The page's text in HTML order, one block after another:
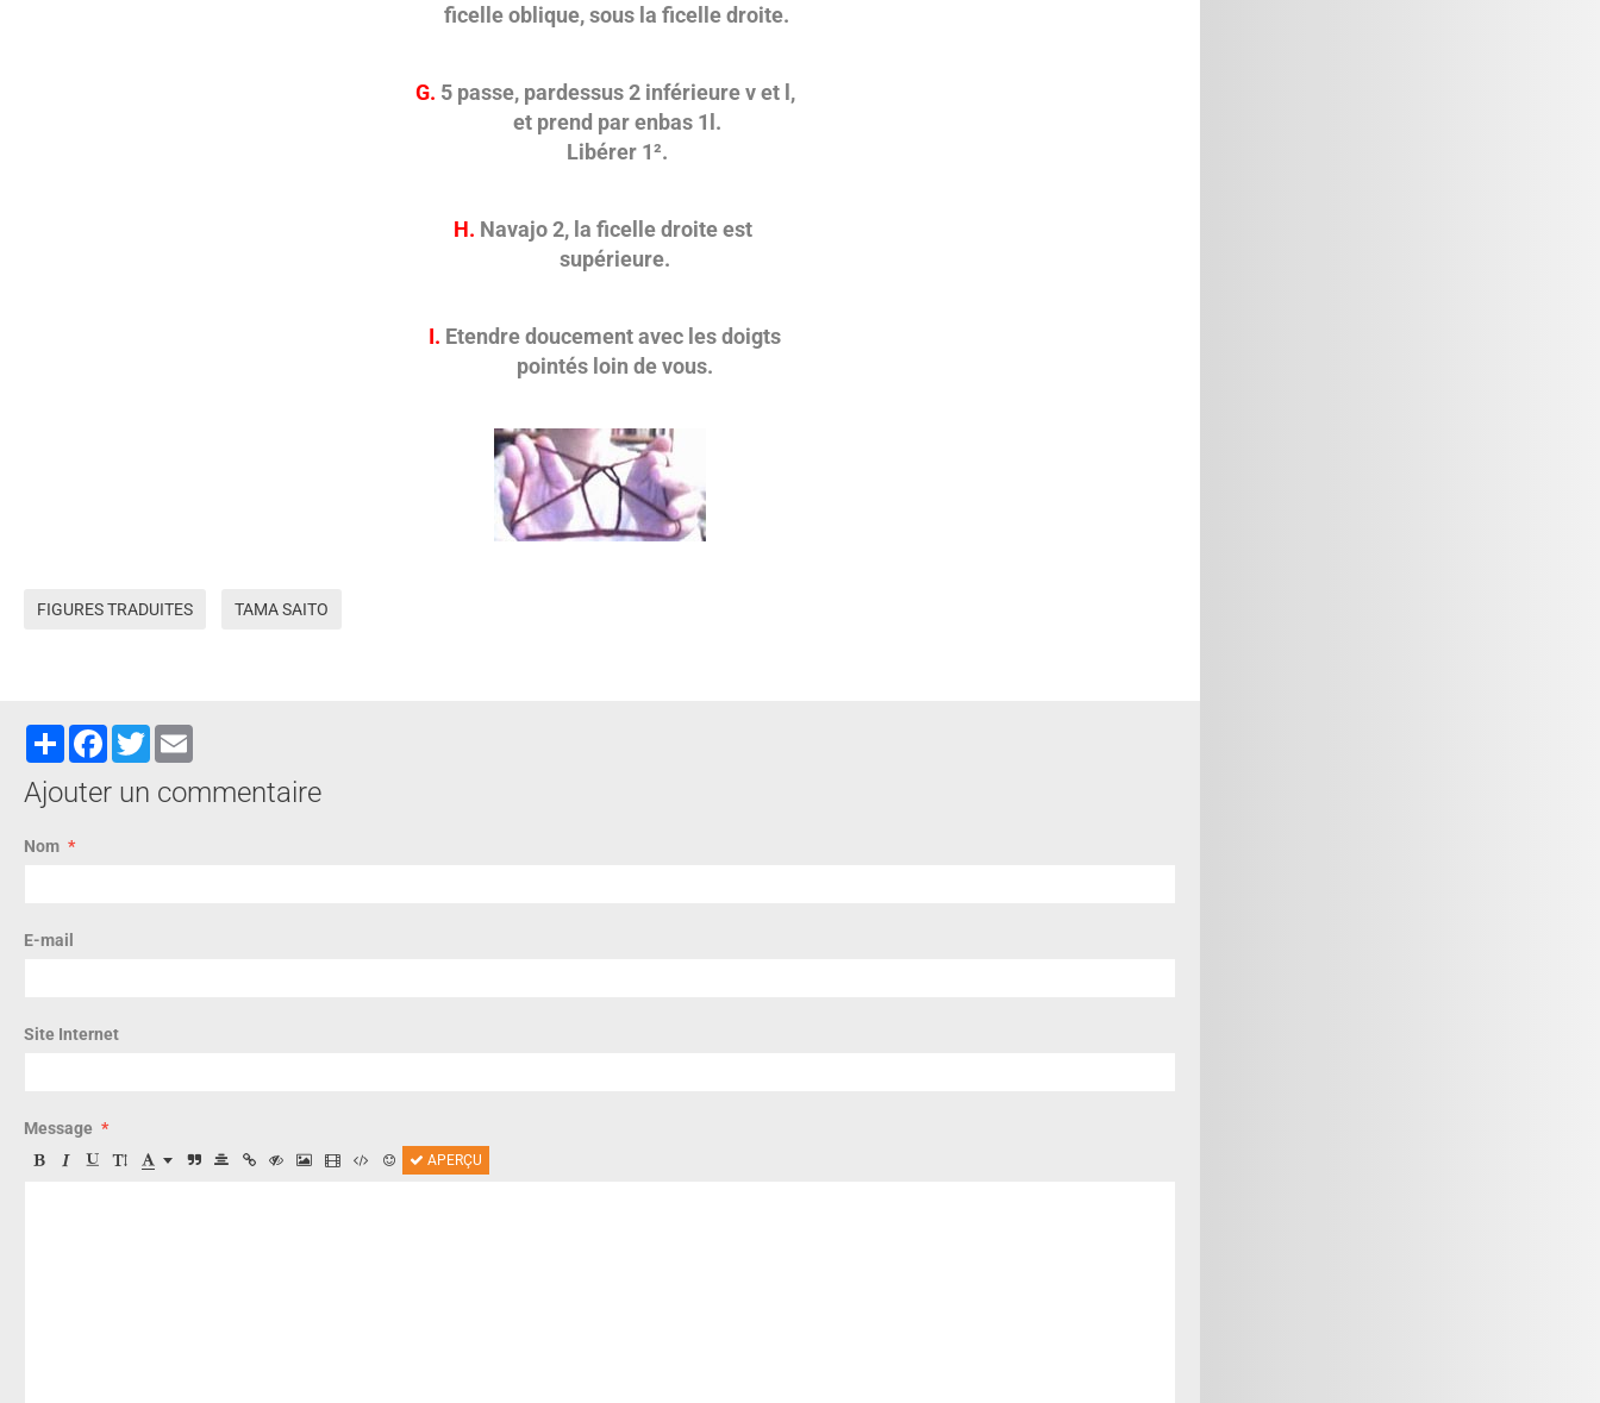
ficelle oblique, sous la ficelle droite.
G. 5 passe, par­dessus 2 inférieure v et l,
et prend par en­bas 1l.
Libérer 1².
H. Navajo 2, la ficelle droite est
supérieure.
I. Etendre doucement avec les doigts
pointés loin de vous.
FIGURES TRADUITES TAMA SAITO
PartagerFacebook
Twitter
Ajouter un commentaire
Nom
E-mail
Site Internet
Message
APERÇU